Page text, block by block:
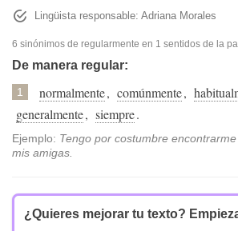
Sinónimos populares
Temas populares
Temas recientes
Lingüista responsable: Adriana Morales
6 sinónimos de regularmente en 1 sentidos de la
De manera regular:
1 normalmente, comúnmente,
generalmente, siempre.
Ejemplo: Tengo por costumbre
mis amigas.
¿Quieres mejorar tu texto?